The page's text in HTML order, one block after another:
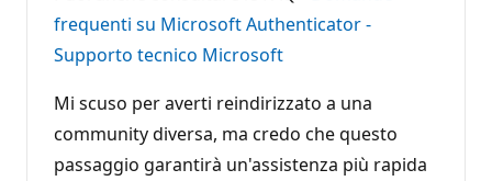
frequenti su Microsoft Authenticator -
Supporto tecnico Microsoft
Mi scuso per averti reindirizzato a una
community diversa, ma credo che questo
passaggio garantirà un'assistenza più rapida